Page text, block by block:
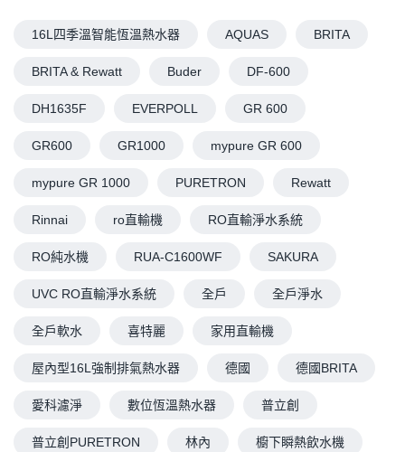
16L四季溫智能恆溫熱水器 AQUAS BRITA
BRITA & Rewatt Buder DF-600
DH1635F EVERPOLL GR 600
GR600 GR1000 mypure GR 600
mypure GR 1000 PURETRON Rewatt
Rinnai ro直輸機 RO直輸淨水系統
RO純水機 RUA-C1600WF SAKURA
UVC RO直輸淨水系統 全戶 全戶淨水
全戶軟水 喜特麗 家用直輸機
屋內型16L強制排氣熱水器 德國 德國BRITA
愛科濾淨 數位恆溫熱水器 普立創
普立創PURETRON 林內 櫥下瞬熱飲水機